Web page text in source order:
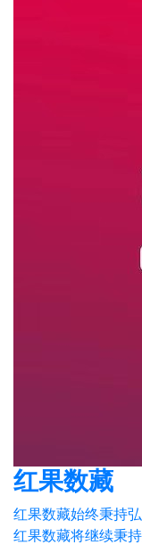
红果数藏
红果数藏始终秉持
红果数藏将继续秉